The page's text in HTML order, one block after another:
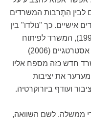
לבין הִתְרבות המשרדים
אישיים. כך "נולדו" בין
היתר המשרד לשיתוף פעולה איזורי (1999), המשרד לפיתוח
הנגב והגליל (2005), המשרד לנושאים אסטרטגיים (2006)
מודיעין (2009). כל משרד חדש כזה מספח אליו
את יציבות
ועודף ביורוקרטיה.
פועלים בישראל 29 משרדי ממשלה. לשם השוואה,